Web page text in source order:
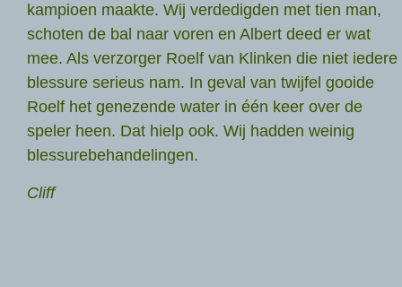
kampioen maakte. Wij verdedigden met tien man,
schoten de bal naar voren en Albert deed er wat
mee. Als verzorger Roelf van Klinken die niet iedere
blessure serieus nam. In geval van twijfel gooide
Roelf het genezende water in één keer over de
speler heen. Dat hielp ook. Wij hadden weinig
blessurebehandelingen.
Cliff